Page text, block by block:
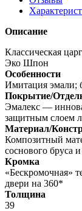
Белый
Кристалл
Описание
Классическая
Эко Шпон
Особенности
Имитация эмали;
Покрытие/
Эмалекс —
защитным слоем
Материал/
Композитный
соснового бруса
Кромка
«Бескромочная»
двери на 360*
Толщина
39